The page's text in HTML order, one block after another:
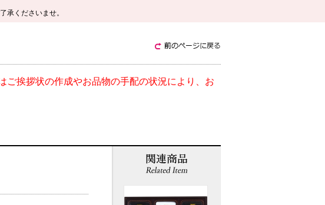
承くださいませ。
ご挨拶状の作成やお品物の手配の状況により、お